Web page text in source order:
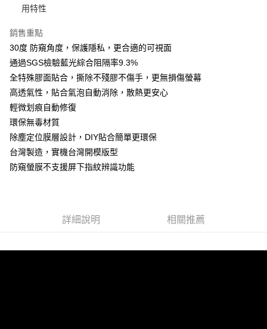
全盈+PAY
全家取貨付款
每筆NT$60，滿NT$390(含以上)免運費
7-11取貨付款
宅配
每筆NT$55，滿NT$390(含以上)免運費
用特性
銷售重點
30度 防窺角度，保護隱私，更合適的可視面
通過SGS檢驗藍光綜合阻隔率9.3%
全特殊膠面貼合，撕除不殘膠不傷手，更無損傷螢幕
高透氣性，貼合氣泡自動消除，散熱更安心
輕微划痕自動修復
環保無毒材質
除塵定位膜層設計，DIY貼合簡單更環保
台灣製造，實機台灣開模版型
防窺螢膜不支援屏下指紋辨識功能
詳細說明 相關推薦